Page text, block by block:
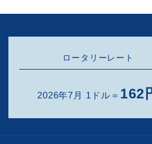
ロータリーレート
2026年7月 1ドル＝ 162